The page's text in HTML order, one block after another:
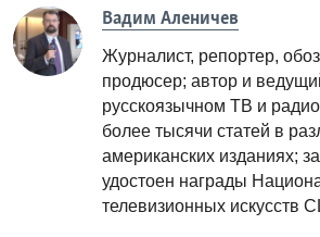
Вадим Аленичев
Журналист, репортер,
продюсер; автор и
русскоязычном ТВ и
более тысячи статей в
американских изданиях;
удостоен награды
телевизионных искусств